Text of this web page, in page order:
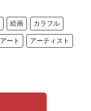
絵画 カラフル
アート アーティスト